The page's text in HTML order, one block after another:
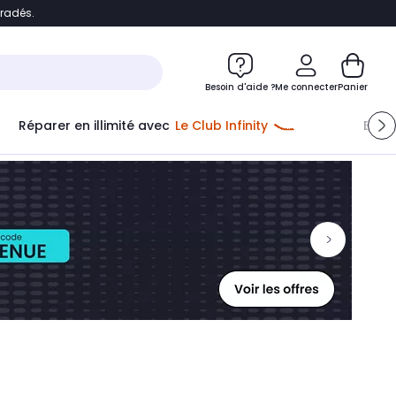
Besoin d'aide ?Me connecterPanier
Réparer en illimité avec Le Club Infinity